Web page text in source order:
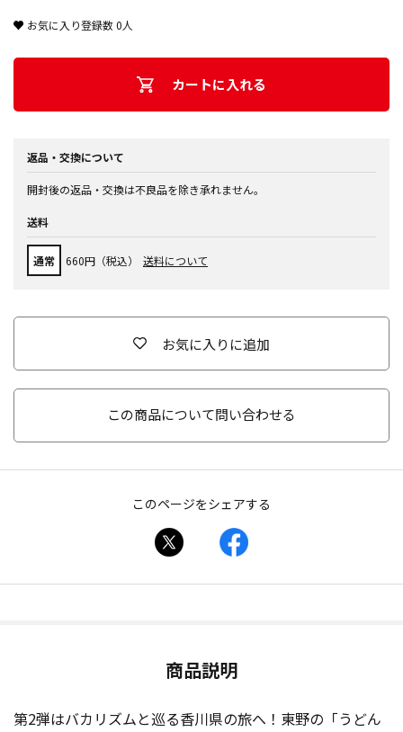
お気に入り登録数0人
カートに入れる
返品・交換について
開封後の返品・交換は不良品を除き承れません。
送料
通常 660円（税込） 送料について
お気に入りに追加
この商品について問い合わせる
このページをシェアする
商品説明
第2弾はバカリズムと巡る香川県の旅へ！東野の「うどん